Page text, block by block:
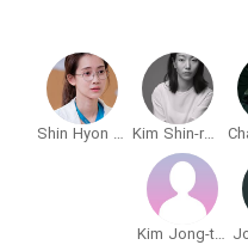
Kim Shin-rock
Shin Hyon Bin
Kim Jong-tae